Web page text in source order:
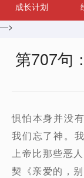
成长计划
—>
第707句
惧怕本身并没
我们忘了神。
上帝比那些恶
契《亲爱的，